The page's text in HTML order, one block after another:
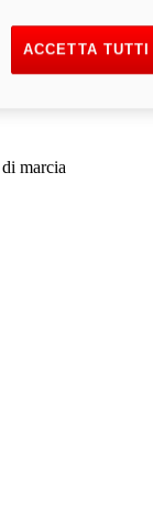
€ i
marcia
ACCETTA